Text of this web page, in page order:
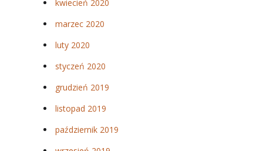
kwiecień 2020
marzec 2020
luty 2020
styczeń 2020
grudzień 2019
listopad 2019
październik 2019